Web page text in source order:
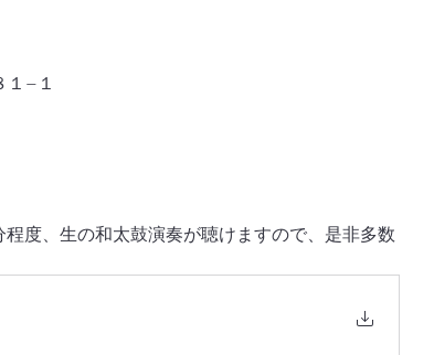
１−１
度、生の和太鼓演奏が聴けますので、是非多数